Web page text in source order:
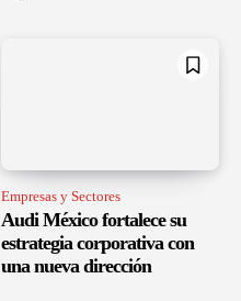
Empresas y Sectores
Audi México fortalece su
estrategia corporativa con
una nueva dirección